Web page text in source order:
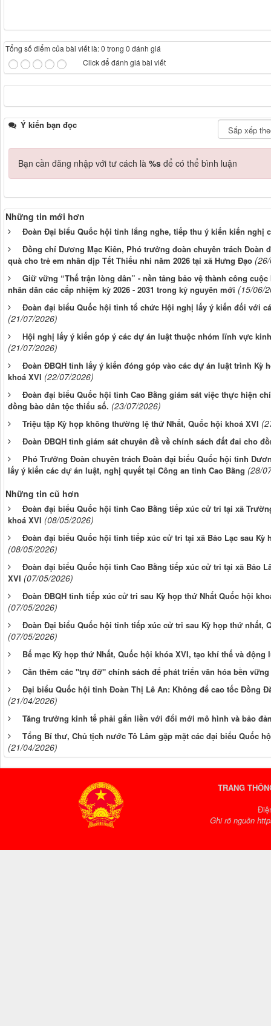
Tổng số điểm của bài viết là: 0 trong 0 đánh giá
Click để đánh giá bài viết
Ý kiến bạn đọc
Bạn cần đăng nhập với tư cách là %s để có thể bình luận
Những tin mới hơn
Đoàn Đại biểu Quốc hội tỉnh lắng nghe, tiếp thu ý kiến kiến nghị
Đồng chí Dương Mạc Kiên, Phó trưởng đoàn chuyên trách Đoàn
quà cho trẻ em nhân dịp Tết Thiếu nhi năm 2026 tại xã Hưng Đạo
Giữ vững “Thế trận lòng dân” - nền tảng bảo vệ thành công
nhân dân các cấp nhiệm kỳ 2026 - 2031 trong kỷ nguyên mới (15/06/
Đoàn đại biểu Quốc hội tỉnh tổ chức Hội nghị lấy ý kiến đối với
(21/07/2026)
Hội nghị lấy ý kiến góp ý các dự án luật thuộc nhóm lĩnh vực
(21/07/2026)
Đoàn ĐBQH tỉnh lấy ý kiến đóng góp vào các dự án luật trình Kỳ
khoá XVI (22/07/2026)
Đoàn đại biểu Quốc hội tỉnh Cao Bằng giám sát việc thực hiện
đồng bào dân tộc thiểu số. (23/07/2026)
Triệu tập Kỳ họp không thường lệ thứ Nhất, Quốc hội khoá XVI
Đoàn ĐBQH tỉnh giám sát chuyên đề về chính sách đất đai cho
Phó Trưởng Đoàn chuyên trách Đoàn đại biểu Quốc hội tỉnh
lấy ý kiến các dự án luật, nghị quyết tại Công an tỉnh Cao Bằng (28/
Những tin cũ hơn
Đoàn đại biểu Quốc hội tỉnh Cao Bằng tiếp xúc cử tri tại xã
khoá XVI (08/05/2026)
Đoàn đại biểu Quốc hội tỉnh tiếp xúc cử tri tại xã Bảo Lạc sau Kỳ
(08/05/2026)
Đoàn đại biểu Quốc hội tỉnh Cao Bằng tiếp xúc cử tri tại xã Bảo
XVI (07/05/2026)
Đoàn ĐBQH tỉnh tiếp xúc cử tri sau Kỳ họp thứ Nhất Quốc hội
(07/05/2026)
Đoàn Đại biểu Quốc hội tỉnh tiếp xúc cử tri sau Kỳ họp thứ nhất,
(07/05/2026)
Bế mạc Kỳ họp thứ Nhất, Quốc hội khóa XVI, tạo khí thế và
Cần thêm các "trụ đỡ" chính sách để phát triển văn hóa bền vững
Đại biểu Quốc hội tỉnh Đoàn Thị Lê An: Không để cao tốc Đồng
(21/04/2026)
Tăng trưởng kinh tế phải gắn liền với đổi mới mô hình và bảo
Tổng Bí thư, Chủ tịch nước Tô Lâm gặp mặt các đại biểu Quốc
(21/04/2026)
TRANG
Ghi rõ nguồn